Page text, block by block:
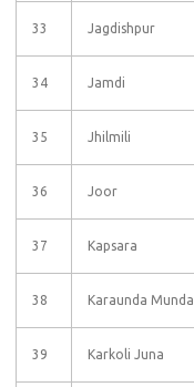
33 Jagdishpur
34 Jamdi
35 Jhilmili
36 Joor
37 Kapsara
38 Karaunda Munda
39 Karkoli Juna